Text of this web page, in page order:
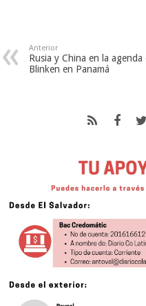
Anterior
Rusia y China en la agenda
Blinken en Panamá